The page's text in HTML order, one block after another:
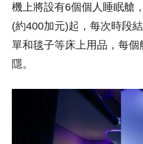
機上將設有6個個人睡眠艙
(約400加元)起，每次時段
單和毯子等床上用品，每
隱。